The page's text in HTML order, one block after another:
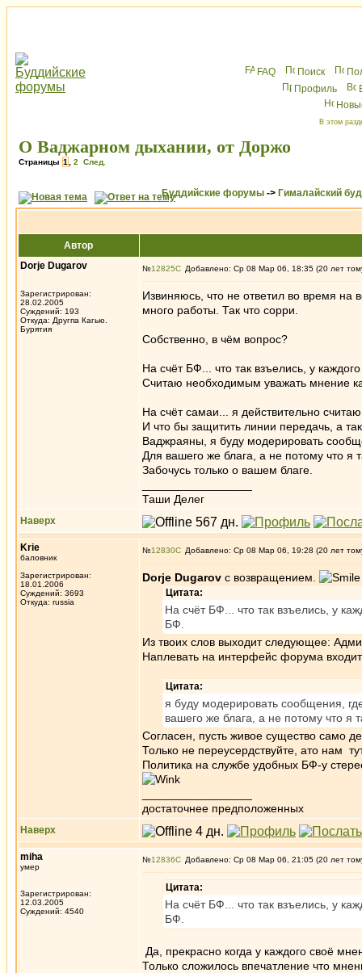
FAQ Поиск
Профиль
В этом
О Ваджарном дыхании, от Доржо
Страницы 1 2 След.
Буддийские форумы -> Гималайский
Автор
Dorje Dugarov
Зарегистрирован:
28.02.2005
Суждений: 193
Откуда: Другпа Кагью.
Бурятия
№12825 Добавлено: Ср 08 Мар 06, 18:35 (20 лет
Извиняюсь, что не ответил во время
много работы. Так что сорри.
Собственно, в чём вопрос?
На счёт БФ... что так взъелись, у
Считаю необходимым уважать мнение
На счёт самаи... я действительно
И что бы защитить линии передачь, а
Ваджраяны, я буду модерировать
Для вашего же блага, а не потому что я
Забочусь только о вашем благе.
Таши Делег
Наверх
Krie
баловник
Зарегистрирован:
18.01.2006
Суждений: 3693
Откуда: russia
№12830 Добавлено: Ср 08 Мар 06, 19:28 (20 лет
Dorje Dugarov с возвращением.
Цитата:
На счёт БФ... что так взъелись, у
БФ.
Из твоих слов выходит следующее:
Наплевать на интерфейс форума
Цитата:
я буду модерировать сообщения,
вашего же блага, а не потому что я
Согласен, пусть живое существо само
Только не переусердствуйте, ато нам
Политика на службе удобных БФ-у
достаточнее предположенных
Наверх
miha
умер
Зарегистрирован:
12.03.2005
Суждений: 4540
№12836 Добавлено: Ср 08 Мар 06, 21:05 (20 лет
Цитата:
На счёт БФ... что так взъелись, у
БФ.
Да, прекрасно когда у каждого своё
Только сложилось впечатление что